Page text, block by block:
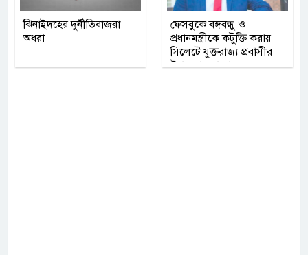
ঝিনাইদহের দুর্নীতিবাজরা
অধরা
ফেসবুকে বঙ্গবন্ধু ও
প্রধানমন্ত্রীকে কটুক্তি করায়
সিলেটে যুক্তরাজ্য প্রবাসীর
উপর মামলা দায়ের